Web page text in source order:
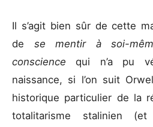
Il s’agit bien sûr de cette
de se mentir à soi-
consciencequi n’a pu
naissance, si l’on suit
historique particulier de la
totalitarisme stalinien